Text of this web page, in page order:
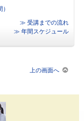
≫ 受講までの流れ
≫ 年間スケジュール
上の画面へ